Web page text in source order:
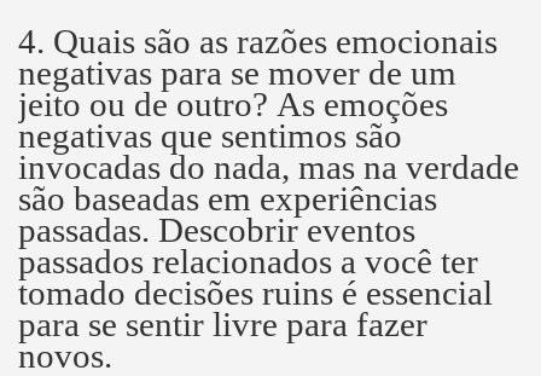
4. Quais são as razões emocionais
negativas para se mover de um
jeito ou de outro? As emoções
negativas que sentimos são
invocadas do nada, mas na verdade
são baseadas em experiências
passadas. Descobrir eventos
passados ​​relacionados a você ter
tomado decisões ruins é essencial
para se sentir livre para fazer
novos.